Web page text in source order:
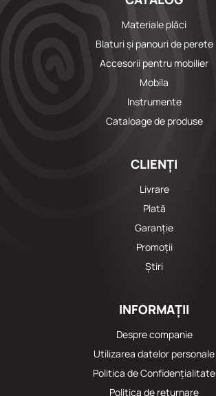
Materiale plăci
Blaturi și panouri de perete
Accesorii pentru mobilier
Mobila
Instrumente
Cataloage de produse
CLIENȚI
Livrare
Plată
Garanție
Promoții
Știri
INFORMAȚII
Despre companie
Utilizarea datelor personale
Politica de Confidențialitate
Politica de returnare